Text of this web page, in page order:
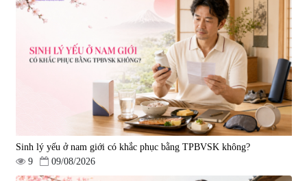
Viên uống hỗ trợ tim mạch AFC
Rich Coenzyme Q10 - 120 viên
2.890.000 đ
Viên uống tăng cường miễn dịch
Ribeto Shoji Fukujyusen 180
viên
|32.160
9.850.000 đ
Sinh lý yếu ở nam giới có khắc phục bằng TPBVSK không?
9
09/08/2026